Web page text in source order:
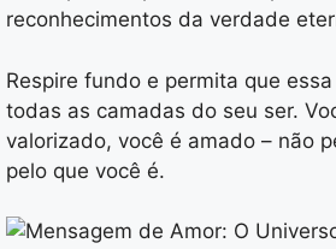
reconhecimentos da verdade
Respire fundo e permita que
todas as camadas do seu ser.
valorizado, você é amado – não
pelo que você é.